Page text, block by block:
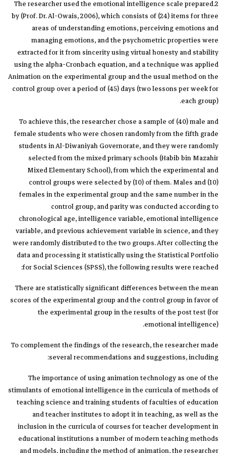
2.The researcher used the emotional intelligence scale prepared
by (Prof. Dr. Al-Owais, 2006), which consists of (24) items for three
areas of understanding emotions, perceiving emotions and
managing emotions, and the psychometric properties were
extracted for it from sincerity using virtual honesty and stability
using the alpha-Cronbach equation, and a technique was applied
Animation on the experimental group and the usual method on the
control group over a period of (45) days (two lessons per week for
each group).
To achieve this, the researcher chose a sample of (40) male and
female students who were chosen randomly from the fifth grade
students in Al-Diwaniyah Governorate, and they were randomly
selected from the mixed primary schools (Habib bin Mazahir
Mixed Elementary School), from which the experimental and
control groups were selected by (10) of them. Males and (10)
females in the experimental group and the same number in the
control group, and parity was conducted according to
chronological age, intelligence variable, emotional intelligence
variable, and previous achievement variable in science, and they
were randomly distributed to the two groups. After collecting the
data and processing it statistically using the Statistical Portfolio
for Social Sciences (SPSS), the following results were reached:
There are statistically significant differences between the mean
scores of the experimental group and the control group in favor of
the experimental group in the results of the post test (for
emotional intelligence).
To complement the findings of the research, the researcher made
several recommendations and suggestions, including:
The importance of using animation technology as one of the
stimulants of emotional intelligence in the curricula of methods of
teaching science and training students of faculties of education
and teacher institutes to adopt it in teaching, as well as the
inclusion in the curricula of courses for teacher development in
educational institutions a number of modern teaching methods